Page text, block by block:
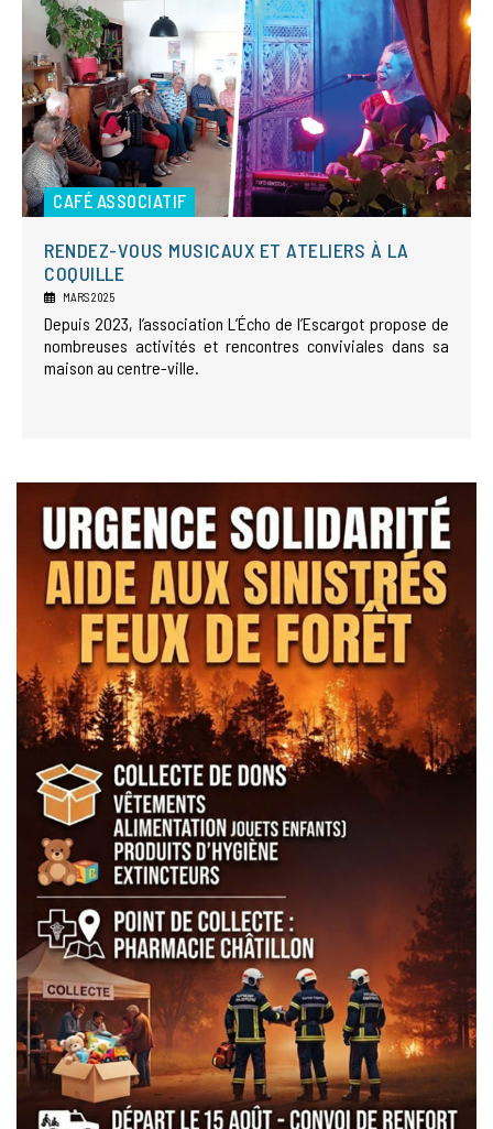
CAFÉ ASSOCIATIF
RENDEZ-VOUS MUSICAUX ET ATELIERS À LA
COQUILLE
MARS 2025
Depuis 2023, l’association L’Écho de l’Escargot propose de
nombreuses activités et rencontres conviviales dans sa
maison au centre-ville.